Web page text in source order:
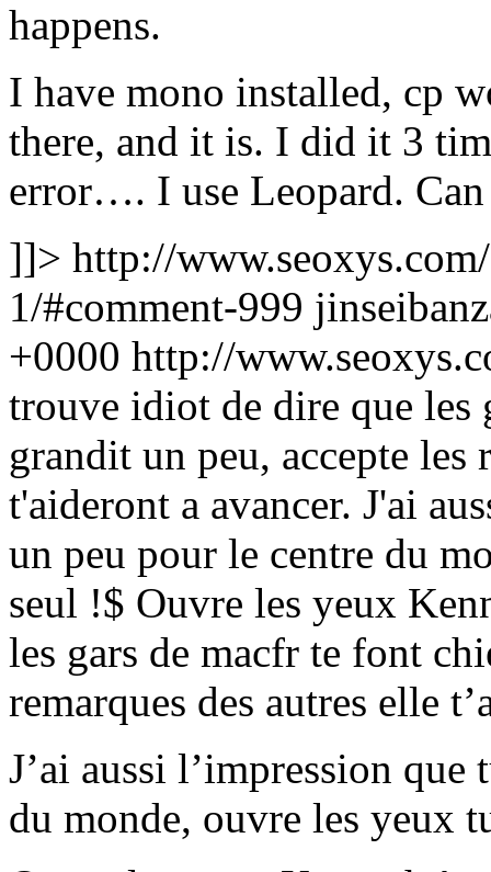
happens.
I have mono installed, cp
there, and it is. I did it 3
error…. I use Leopard.
]]> http://
1/#comment-999
+0000 http://
trouve idiot de dire que les
grandit un peu, accepte les
t'aideront a avancer. J'ai
un peu pour le centre du
seul !$ Ouvre les yeux
les gars de macfr te font
remarques des autres elle
J’ai aussi l’impression
du monde, ouvre les yeux